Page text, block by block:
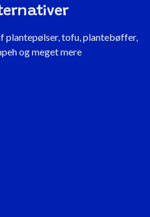
plantepølser, tofu, plantebøffer,
og meget mere